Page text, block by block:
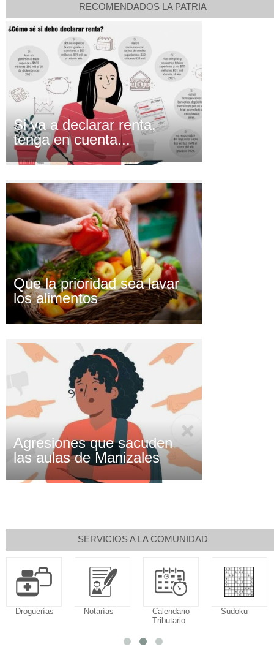
RECOMENDADOS LA PATRIA
Si va a declarar renta,
tenga en cuenta...
Que la prioridad sea lavar
los alimentos
Agresiones que sacuden
las aulas de Manizales
SERVICIOS A LA COMUNIDAD
Droguerías Notarías
Calendario
Tributario
Sudoku